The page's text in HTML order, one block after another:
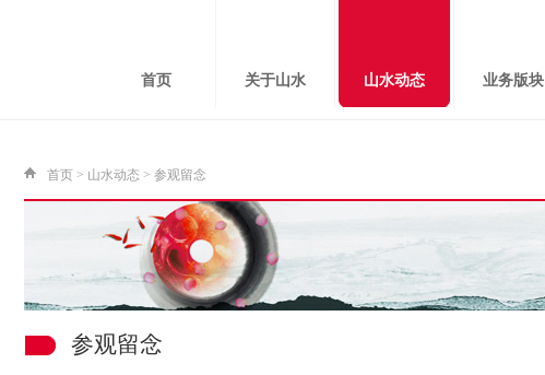
首页 关于山水 山水动态 业务版块
首页 > 山水动态 > 参观留念
参观留念